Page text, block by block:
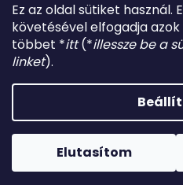
Ez az oldal sütiket használ.
követésével elfogadja
többet *itt(*illessze be a
linket).
Elutasítom
Forró napokon nem javasoljuk
történő kézbesítést. A magas
termékek átvételkor nem
bármikor visszavonhatom.
FELIRATKOZÁS
Copyright 2026Orientalis
Süti